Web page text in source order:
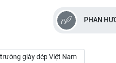
PHAN
giày dép Việt Nam